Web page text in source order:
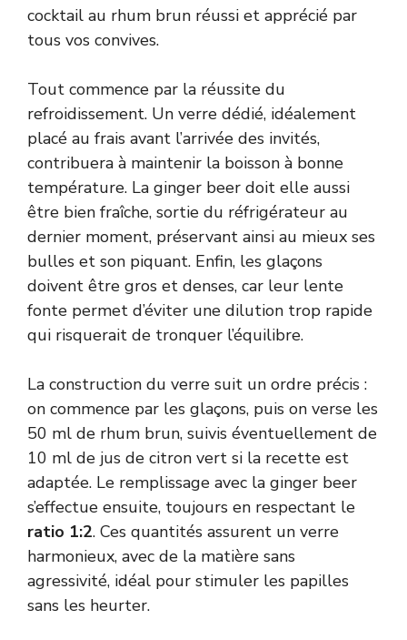
cocktail au rhum brun réussi et apprécié par
tous vos convives.
Tout commence par la réussite du
refroidissement. Un verre dédié, idéalement
placé au frais avant l’arrivée des invités,
contribuera à maintenir la boisson à bonne
température. La ginger beer doit elle aussi
être bien fraîche, sortie du réfrigérateur au
dernier moment, préservant ainsi au mieux ses
bulles et son piquant. Enfin, les glaçons
doivent être gros et denses, car leur lente
fonte permet d’éviter une dilution trop rapide
qui risquerait de tronquer l’équilibre.
La construction du verre suit un ordre précis :
on commence par les glaçons, puis on verse les
50 ml de rhum brun, suivis éventuellement de
10 ml de jus de citron vert si la recette est
adaptée. Le remplissage avec la ginger beer
s’effectue ensuite, toujours en respectant le
ratio 1:2. Ces quantités assurent un verre
harmonieux, avec de la matière sans
agressivité, idéal pour stimuler les papilles
sans les heurter.